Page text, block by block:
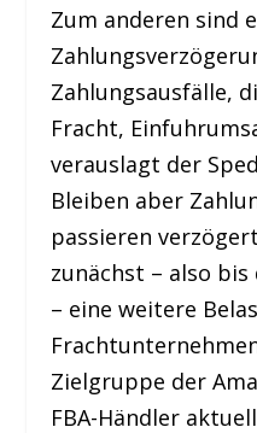
Zum anderen sind
Zahlungsausfälle,
Fracht,
verauslagt der
Bleiben aber
passieren
zunächst – also
– eine weitere
Zielgruppe der
FBA-Händler